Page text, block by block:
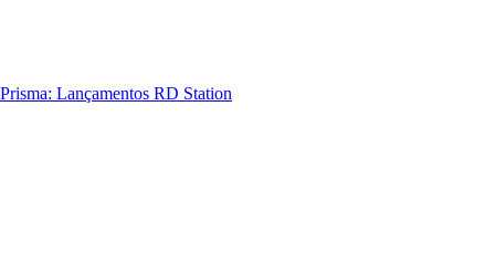
Prisma: Lançamentos RD Station